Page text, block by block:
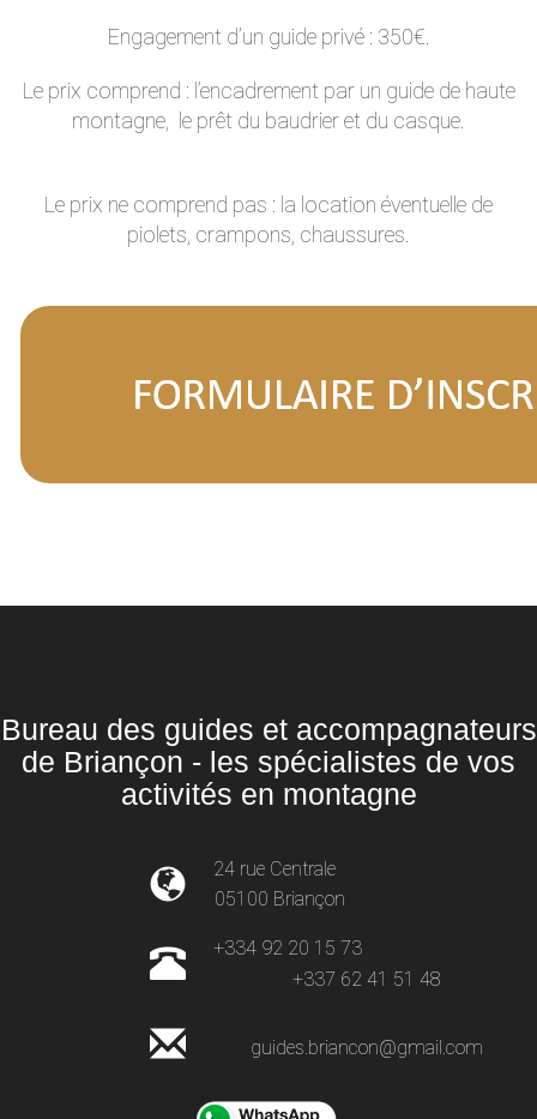
Engagement d’un guide privé : 350€.
Le prix comprend : l’encadrement par un guide de haute
montagne, le prêt du baudrier et du casque.
Le prix ne comprend pas : la location éventuelle de
piolets, crampons, chaussures.
Bureau des guides et accompagnateurs
de Briançon - les spécialistes de vos
activités en montagne
24 rue Centrale
05100 Briançon
+334 92 20 15 73
+337 62 41 51 48
guides.briancon@gmail.com